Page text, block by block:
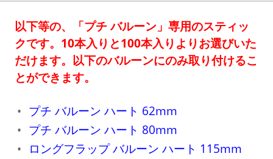
以下等の、「プチ バルーン」専用のスティッ
クです。10本入りと100本入りよりお選びいた
だけます。以下のバルーンにのみ取り付けるこ
とができます。
プチ バルーン ハート 62mm
プチ バルーン ハート 80mm
ロングフラップ バルーン ハート 115mm